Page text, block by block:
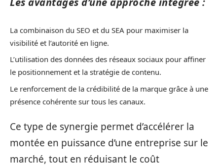
La combinaison du SEO et du SEA pour maximiser la
visibilité et l’autorité en ligne.
L’utilisation des données des réseaux sociaux pour affiner
le positionnement et la stratégie de contenu.
Le renforcement de la crédibilité de la marque grâce à une
présence cohérente sur tous les canaux.
Ce type de synergie permet d’accélérer la
montée en puissance d’une entreprise sur le
marché, tout en réduisant le coût